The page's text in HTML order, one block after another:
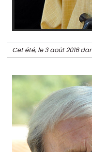
Cet été, le 3 août 2016